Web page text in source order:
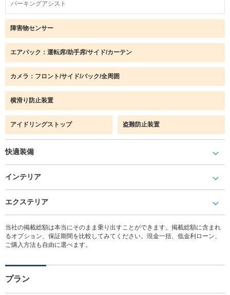
パーキングアシスト
障害物センサー
エアバック：運転席/助手席/サイド/カーテン
カメラ：フロント/サイド/バック/全周囲
横滑り防止装置
アイドリングストップ 盗難防止装置
快適装備
インテリア
エクステリア
当社の掲載総額は本当にそのまま乗り出すことができます。掲載総額に含まれ
るオプション、保証期間を比較してみてください。現金一括、低金利ローン、
ご購入方法も自由に選べます。
プラン